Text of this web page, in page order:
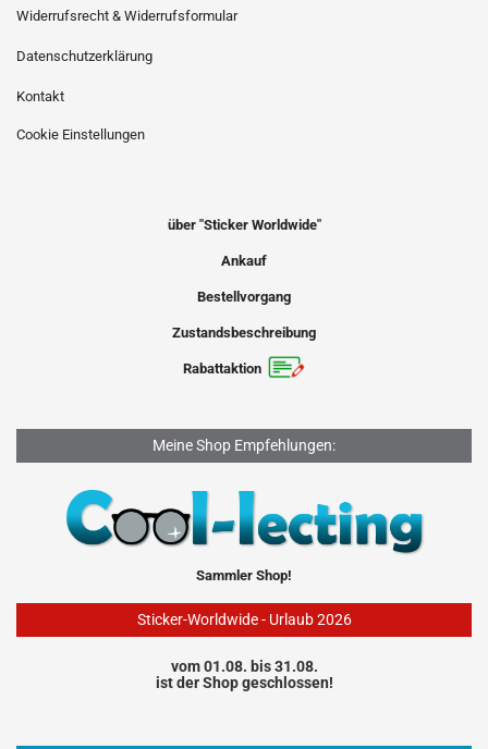
Widerrufsrecht & Widerrufsformular
Datenschutzerklärung
Kontakt
Cookie Einstellungen
über "Sticker Worldwide"
Ankauf
Bestellvorgang
Zustandsbeschreibung
Rabattaktion
Meine Shop Empfehlungen:
Sammler Shop!
Sticker-Worldwide - Urlaub 2026
vom 01.08. bis 31.08.
ist der Shop geschlossen!